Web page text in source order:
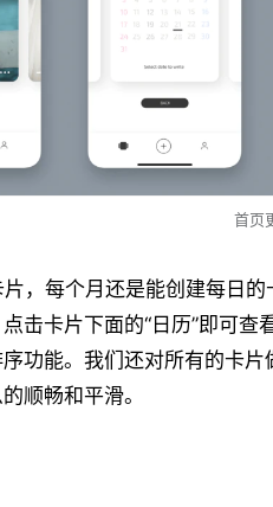
首页
，每个月还是能创建每日
击卡片下面的“日历”即可
功能。我们还对所有的卡
顺畅和平滑。